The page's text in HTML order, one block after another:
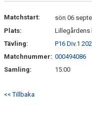
TRUPPEN
BILDER
Matchstart:
sön 06
Plats:
Lillegårdens
Tävling:
P16 Div.1
Matchnummer: 000494086
Samling:
15:00
<< Tillbaka